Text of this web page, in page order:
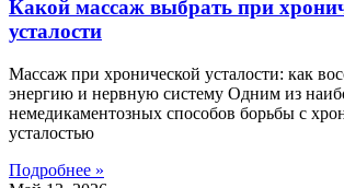
Какой массаж выбрать при
усталости
Массаж при хронической усталости: как
энергию и нервную систему Одним из
немедикаментозных способов борьбы с
усталостью
Подробнее »